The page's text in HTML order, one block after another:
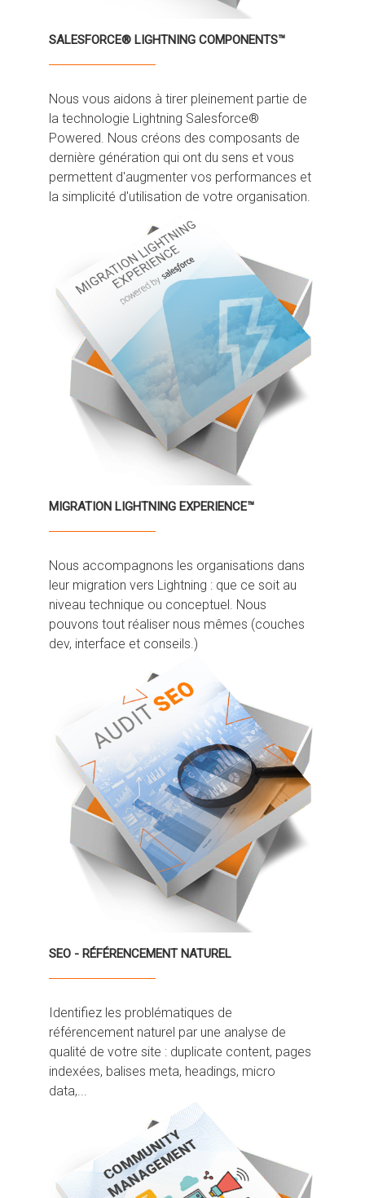
SALESFORCE® LIGHTNING COMPONENTS™
Nous vous aidons à tirer pleinement partie de
la technologie Lightning Salesforce®
Powered. Nous créons des composants de
dernière génération qui ont du sens et vous
permettent d'augmenter vos performances et
la simplicité d'utilisation de votre organisation.
MIGRATION LIGHTNING EXPERIENCE™
Nous accompagnons les organisations dans
leur migration vers Lightning : que ce soit au
niveau technique ou conceptuel. Nous
pouvons tout réaliser nous mêmes (couches
dev, interface et conseils.)
SEO - RÉFÉRENCEMENT NATUREL
Identifiez les problématiques de
référencement naturel par une analyse de
qualité de votre site : duplicate content, pages
indexées, balises meta, headings, micro
data,...